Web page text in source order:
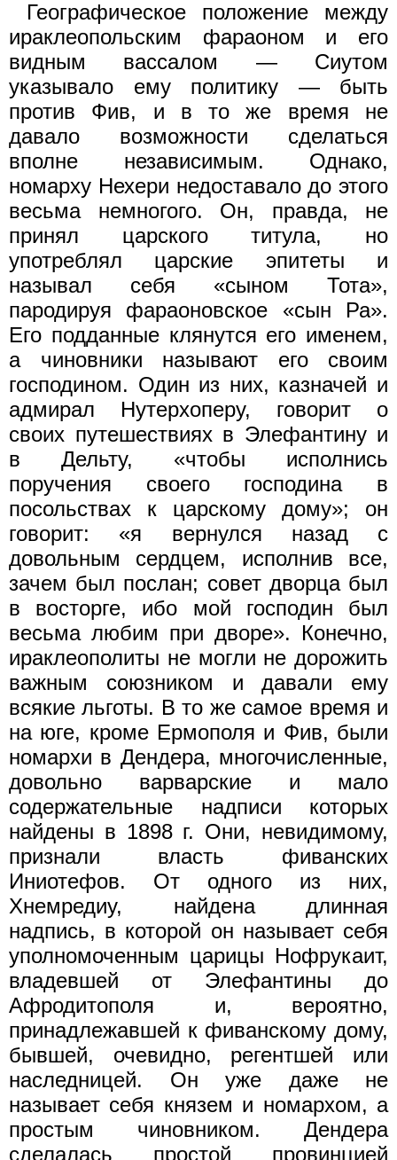
Географическое положение между
ираклеопольским фараоном и его
видным вассалом — Сиутом
указывало ему политику — быть
против Фив, и в то же время не
давало возможности сделаться
вполне независимым. Однако,
номарху Нехери недоставало до этого
весьма немногого. Он, правда, не
принял царского титула, но
употреблял царские эпитеты и
называл себя «сыном Тота»,
пародируя фараоновское «сын Ра».
Его подданные клянутся его именем,
а чиновники называют его своим
господином. Один из них, казначей и
адмирал Нутерхоперу, говорит о
своих путешествиях в Элефантину и
в Дельту, «чтобы исполнись
поручения своего господина в
посольствах к царскому дому»; он
говорит: «я вернулся назад с
довольным сердцем, исполнив все,
зачем был послан; совет дворца был
в восторге, ибо мой господин был
весьма любим при дворе». Конечно,
ираклеополиты не могли не дорожить
важным союзником и давали ему
всякие льготы. В то же самое время и
на юге, кроме Ермополя и Фив, были
номархи в Дендера, многочисленные,
довольно варварские и мало
содержательные надписи которых
найдены в 1898 г. Они, невидимому,
признали власть фиванских
Иниотефов. От одного из них,
Хнемредиу, найдена длинная
надпись, в которой он называет себя
уполномоченным царицы Нофрукаит,
владевшей от Элефантины до
Афродитополя и, вероятно,
принадлежавшей к фиванскому дому,
бывшей, очевидно, регентшей или
наследницей. Он уже даже не
называет себя князем и номархом, а
простым чиновником. Дендера
сделалась простой провинцией